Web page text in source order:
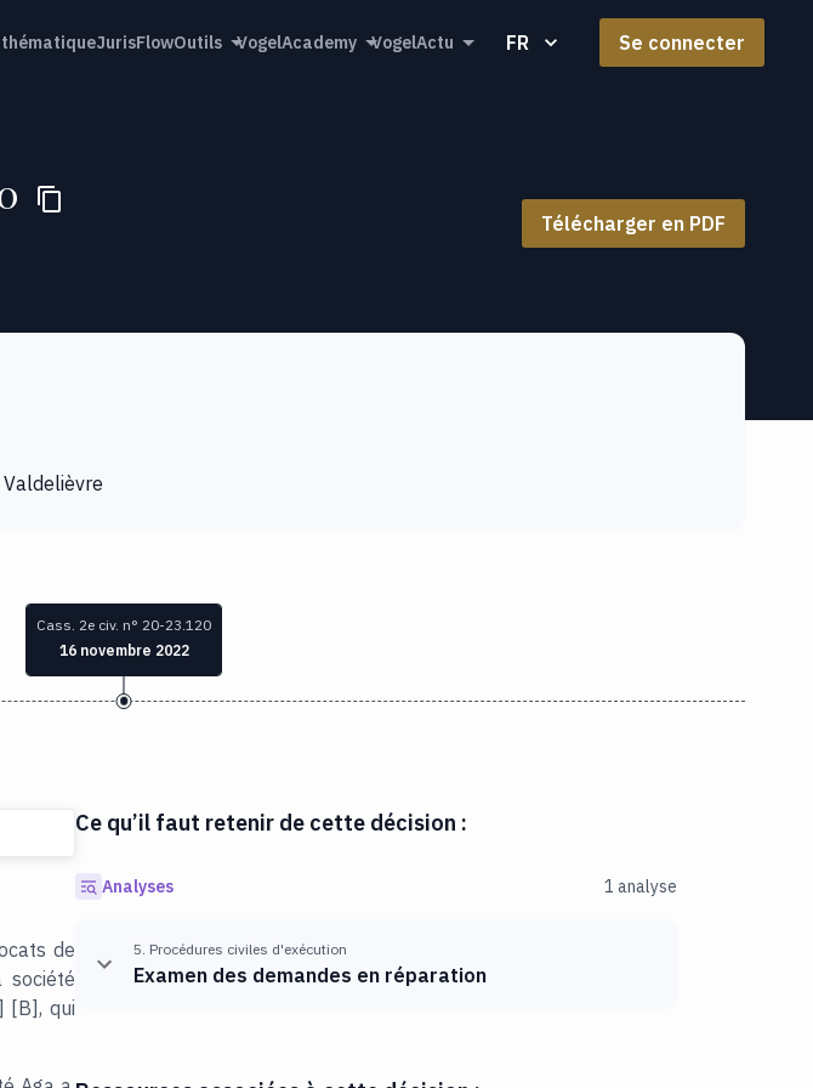
thématiqueJurisFlowOutils VogelAcademy VogelActu FR Se connecter
Télécharger en PDF
Valdelièvre
Cass. 2e civ. n° 20-23.120
16 novembre 2022
de
société
[B], qui
Ce qu’il faut retenir de cette décision :
Analyses 1 analyse
5. Procédures civiles d'exécution
Examen des demandes en réparation